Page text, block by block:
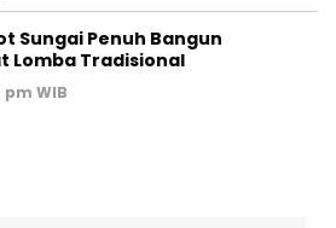
Sungai Penuh Bangun
Lomba Tradisional
pm WIB